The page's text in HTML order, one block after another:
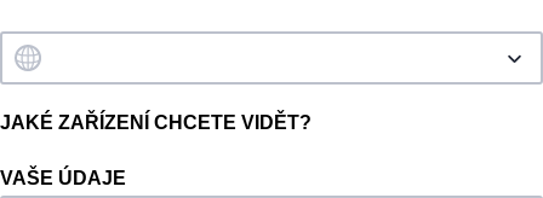
JAKÉ ZAŘÍZENÍ CHCETE VIDĚT?
VAŠE ÚDAJE